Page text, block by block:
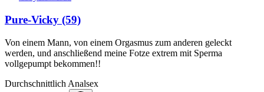
Pure-Vicky (59)
Von einem Mann, von einem Orgasmus zum anderen geleckt
werden, und anschließend meine Fotze extrem mit Sperma
vollgepumpt bekommen!!
Durchschnittlich Analsex